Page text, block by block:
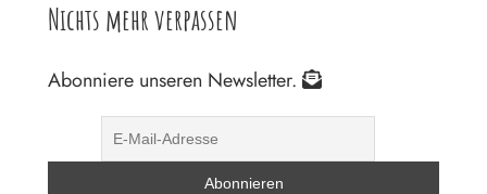
Nichts mehr verpassen
Abonniere unseren Newsletter.